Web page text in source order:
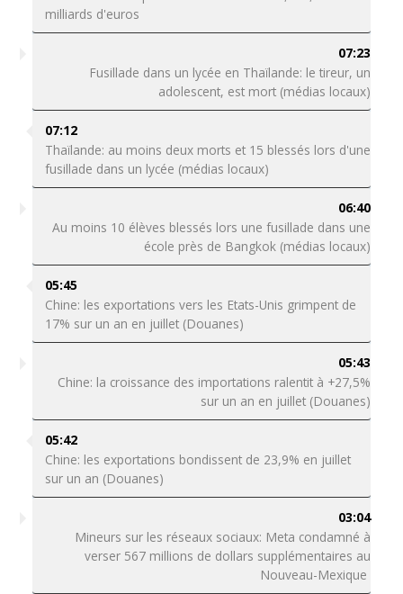
milliards d'euros
07:23
Fusillade dans un lycée en Thaïlande: le tireur, un
adolescent, est mort (médias locaux)
07:12
Thaïlande: au moins deux morts et 15 blessés lors d'une
fusillade dans un lycée (médias locaux)
06:40
Au moins 10 élèves blessés lors une fusillade dans une
école près de Bangkok (médias locaux)
05:45
Chine: les exportations vers les Etats-Unis grimpent de
17% sur un an en juillet (Douanes)
05:43
Chine: la croissance des importations ralentit à +27,5%
sur un an en juillet (Douanes)
05:42
Chine: les exportations bondissent de 23,9% en juillet
sur un an (Douanes)
03:04
Mineurs sur les réseaux sociaux: Meta condamné à
verser 567 millions de dollars supplémentaires au
Nouveau-Mexique